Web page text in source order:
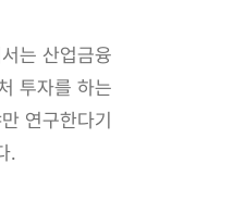
는 산업금융
투자를 하는
연구한다기
.